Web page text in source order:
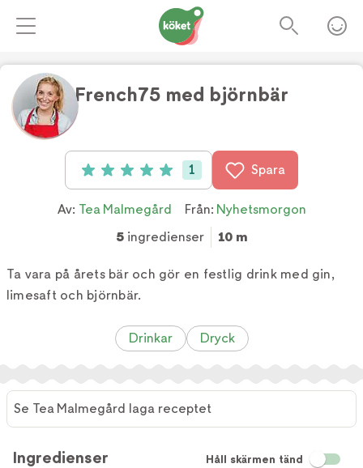
French75 med björnbär
Betyg: 5 av 5 (1 röster)
1 Spara
Av: Tea Malmegård Från: Nyhetsmorgon
5 ingredienser 10 m
Ta vara på årets bär och gör en festlig drink med gin,
limesaft och björnbär.
Drinkar Dryck
Se Tea Malmegård laga receptet
Ingredienser Håll skärmen tänd